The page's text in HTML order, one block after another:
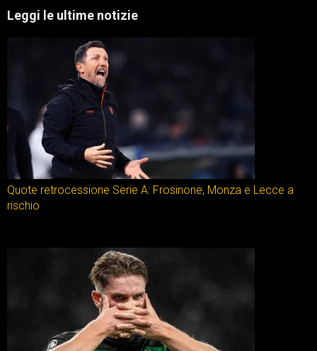
Leggi le ultime notizie
Quote retrocessione Serie A: Frosinone, Monza e Lecce a
rischio